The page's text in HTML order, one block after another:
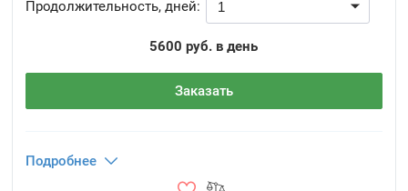
Продолжительность, дней:
5600 руб. в день
Заказать
Подробнее